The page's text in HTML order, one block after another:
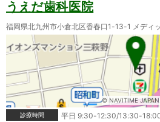
うえだ歯科医院
福岡県北九州市小倉北区香春口1-13-1 メディ
© NAVITIME
診療時間
平日 9:30-12:30/13:30-